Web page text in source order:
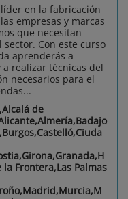
en la fabricación
empresas y marcas
que necesitan
Con este curso
aprenderás a
realizar técnicas del
necesarios para el
de
la Frontera,Las Palmas